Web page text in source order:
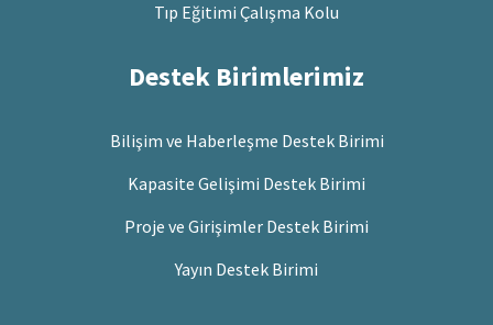
Tıp Eğitimi Çalışma Kolu
Destek Birimlerimiz
Bilişim ve Haberleşme Destek Birimi
Kapasite Gelişimi Destek Birimi
Proje ve Girişimler Destek Birimi
Yayın Destek Birimi